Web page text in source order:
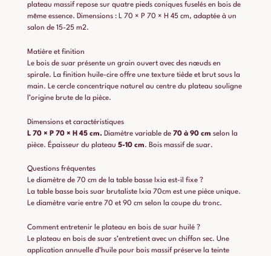
plateau massif repose sur quatre pieds coniques fuselés en bois de
même essence. Dimensions : L 70 × P 70 × H 45 cm, adaptée à un
salon de 15-25 m2.
Matière et finition
Le bois de suar présente un grain ouvert avec des nœuds en
spirale. La finition huile-cire offre une texture tiède et brut sous la
main. Le cercle concentrique naturel au centre du plateau souligne
l’origine brute de la pièce.
Dimensions et caractéristiques
L 70 × P 70 × H 45 cm. Diamètre variable de 70 à 90 cm selon la
pièce. Épaisseur du plateau 5-10 cm. Bois massif de suar.
Questions fréquentes
Le diamètre de 70 cm de la table basse Ixia est-il fixe ?
La table basse bois suar brutaliste Ixia 70cm est une pièce unique.
Le diamètre varie entre 70 et 90 cm selon la coupe du tronc.
Comment entretenir le plateau en bois de suar huilé ?
Le plateau en bois de suar s’entretient avec un chiffon sec. Une
application annuelle d’huile pour bois massif préserve la teinte